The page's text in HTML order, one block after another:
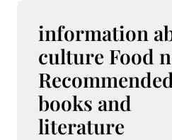
information
culture Food
Recommended
books and
literature